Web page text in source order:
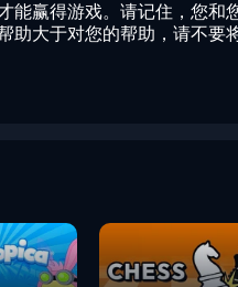
能赢得游戏。请记住，您和
助大于对您的帮助，请不要